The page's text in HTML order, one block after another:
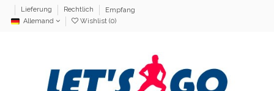
Lieferung Rechtlich
Empfang
Allemand
Wishlist (0)